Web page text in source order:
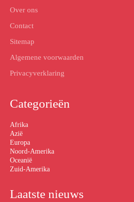
Over ons
Contact
Sitemap
Algemene voorwaarden
Privacyverklaring
Categorieën
Afrika
Azië
Europa
Noord-Amerika
Oceanië
Zuid-Amerika
Laatste nieuws